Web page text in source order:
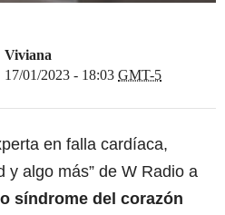
Viviana
17/01/2023 - 18:03 GMT-5
en falla cardíaca,
y algo más” de W Radio a
síndrome del corazón